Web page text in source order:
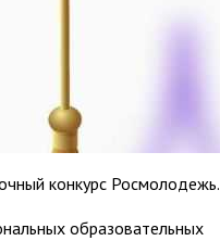
конкурс Росмолодежь.
образовательных